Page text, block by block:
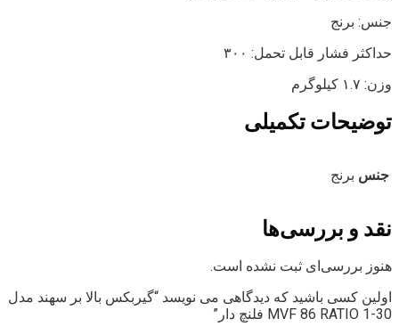
جنس: برنج
حداکثر فشار قابل تحمل: ۳۰۰
وزن: ۱.۷ کیلوگرم
توضیحات تکمیلی
جنس برنج
نقد و بررسی‌ها
هنوز بررسی‌ای ثبت نشده است.
اولین کسی باشید که دیدگاهی می نویسد “گیربکس بالا بر سهند مدل
MVF 86 RATIO 1-30 فلنچ دار”